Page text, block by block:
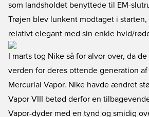
som landsholdet benyttede til EM-
Trøjen blev lunkent modtaget i starten,
relativt elegant med sin enkle hvid/
I marts tog Nike så for alvor over, da
verden for deres ottende generation
Mercurial Vapor. Nike havde ændret
Vapor VIII betød derfor en
Vapor-dyder med en tynd og smidig